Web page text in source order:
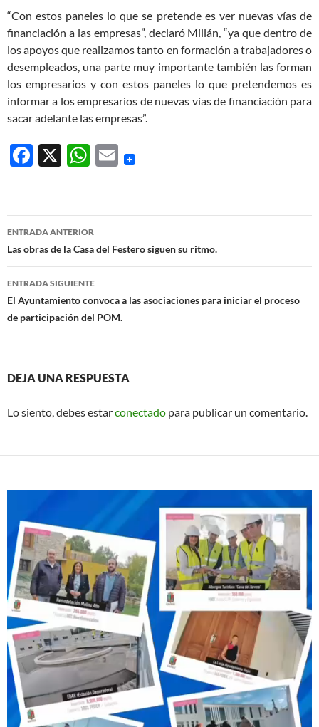
“Con estos paneles lo que se pretende es ver nuevas vías de
financiación a las empresas”, declaró Millán, “ya que dentro de
los apoyos que realizamos tanto en formación a trabajadores o
desempleados, una parte muy importante también las forman
los empresarios y con estos paneles lo que pretendemos es
informar a los empresarios de nuevas vías de financiación para
sacar adelante las empresas”.
F
b
o
o
k
X
W
s
A
p
p
E
Navegación
de
entradas
ENTRADA ANTERIOR
Las obras de la Casa del Festero siguen su ritmo.
ENTRADA SIGUIENTE
El Ayuntamiento convoca a las asociaciones para iniciar el proceso
de participación del POM.
DEJA UNA RESPUESTA
Lo siento, debes estarconectado para publicar un comentario.